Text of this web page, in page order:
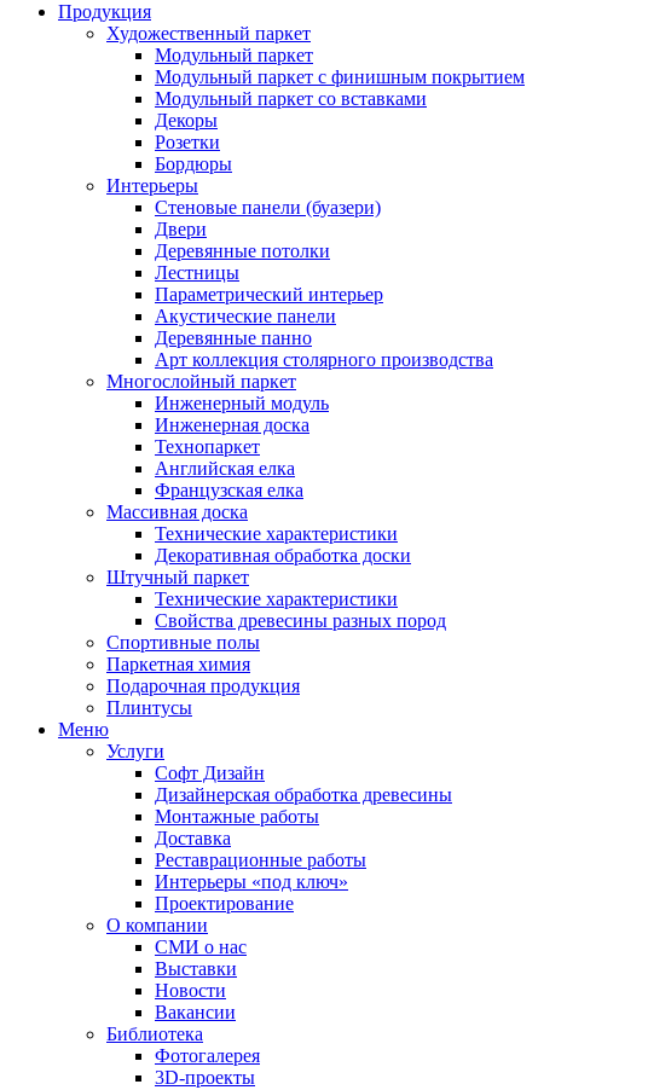
Продукция
Художественный паркет
Модульный паркет
Модульный паркет с финишным покрытием
Модульный паркет со вставками
Декоры
Розетки
Бордюры
Интерьеры
Стеновые панели (буазери)
Двери
Деревянные потолки
Лестницы
Параметрический интерьер
Акустические панели
Деревянные панно
Арт коллекция столярного производства
Многослойный паркет
Инженерный модуль
Инженерная доска
Технопаркет
Английская елка
Французская елка
Массивная доска
Технические характеристики
Декоративная обработка доски
Штучный паркет
Технические характеристики
Свойства древесины разных пород
Спортивные полы
Паркетная химия
Подарочная продукция
Плинтусы
Меню
Услуги
Софт Дизайн
Дизайнерская обработка древесины
Монтажные работы
Доставка
Реставрационные работы
Интерьеры «под ключ»
Проектирование
О компании
СМИ о нас
Выставки
Новости
Вакансии
Библиотека
Фотогалерея
3D-проекты